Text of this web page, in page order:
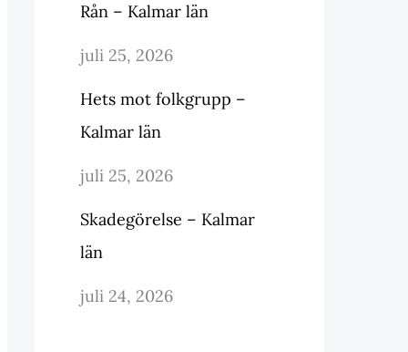
Rån – Kalmar län
juli 25, 2026
Hets mot folkgrupp –
Kalmar län
juli 25, 2026
Skadegörelse – Kalmar
län
juli 24, 2026